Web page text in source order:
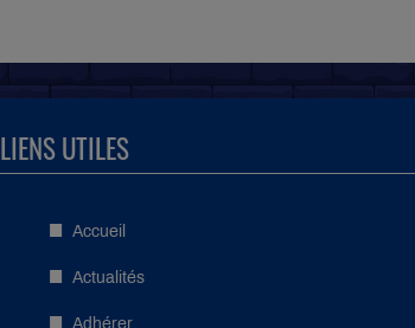
LIENS UTILES
Accueil
Actualités
Adhérer